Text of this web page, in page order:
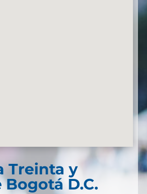
Treinta y
Bogotá D.C.